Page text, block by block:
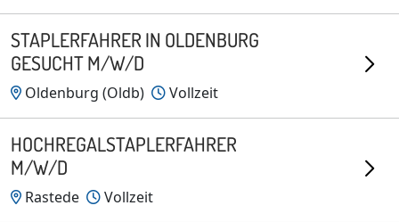
STAPLERFAHRER IN OLDENBURG
GESUCHT M/W/D
Oldenburg (Oldb) Vollzeit
HOCHREGALSTAPLERFAHRER
M/W/D
Rastede Vollzeit